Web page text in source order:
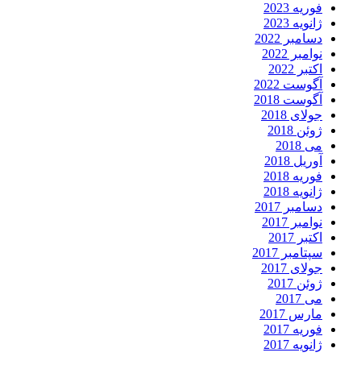
فوریه 2023
ژانویه 2023
دسامبر 2022
نوامبر 2022
اکتبر 2022
آگوست 2022
آگوست 2018
جولای 2018
ژوئن 2018
می 2018
آوریل 2018
فوریه 2018
ژانویه 2018
دسامبر 2017
نوامبر 2017
اکتبر 2017
سپتامبر 2017
جولای 2017
ژوئن 2017
می 2017
مارس 2017
فوریه 2017
ژانویه 2017